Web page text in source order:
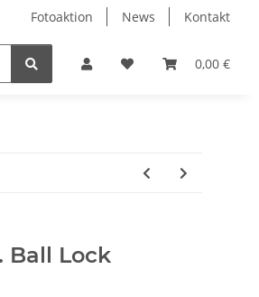
Fotoaktion News Kontakt
0,00 €
Nützliches Ersatzteile
Ball Lock